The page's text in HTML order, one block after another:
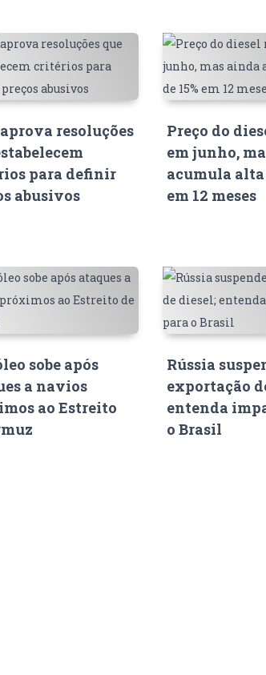
resoluções
para definir
abusivos
Preço do
em junho,
acumula alta
em 12 meses
sobe após
a navios
ao Estreito
Rússia
exportação
entenda
o Brasil